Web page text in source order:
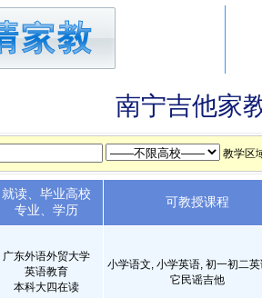
南宁吉他家
教学区
就读、毕业高校
专业、学历
可教授课程
广东外语外贸大学
英语教育
本科大四在读
小学语文, 小学英语, 初一初二英
它民谣吉他